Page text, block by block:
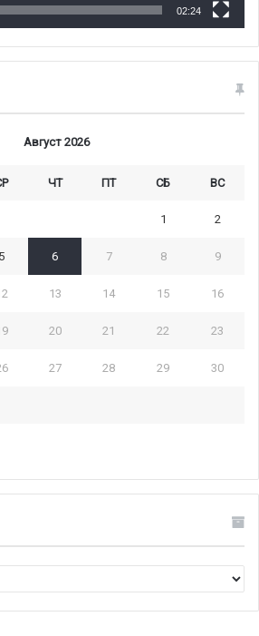
02:24
Август 2026
ЧТ ПТ СБ ВС
1 2
5 6 7 8 9
13 14 15 16
20 21 22 23
27 28 29 30